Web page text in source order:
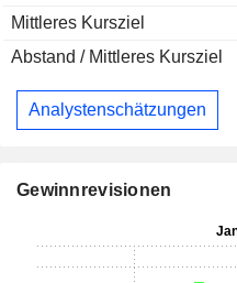
Mittleres Kursziel
Abstand / Mittleres Kursziel
Analystenschätzungen
Gewinnrevisionen